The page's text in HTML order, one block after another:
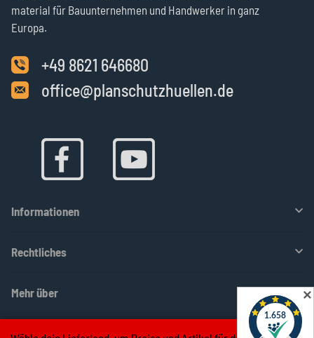
material für Bau­unter­nehmen und Hand­werker in ganz
Europa.
+49 8621 646680
office@planschutzhuellen.de
Informationen
Rechtliches
Mehr über ✕